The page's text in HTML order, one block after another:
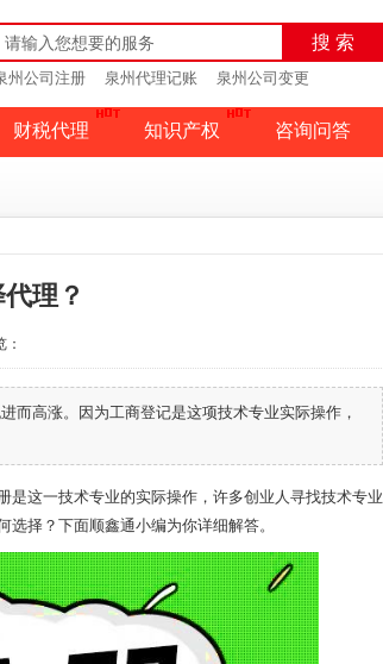
搜 索
州公司注册 泉州代理记账 泉州公司变更
财税代理 知识产权 咨询问答
理？
：
而高涨。因为工商登记是这项技术专业实际操作，
是这一技术专业的实际操作，许多创业人寻找技术专业
择？下面顺鑫通小编为你详细解答。